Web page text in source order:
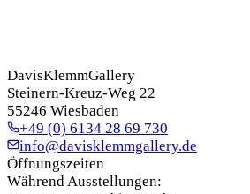
DavisKlemmGallery
Steinern-Kreuz-Weg 22
55246 Wiesbaden
+49 (0) 6134 28 69 730
info@davisklemmgallery.de
Öffnungszeiten
Während Ausstellungen: